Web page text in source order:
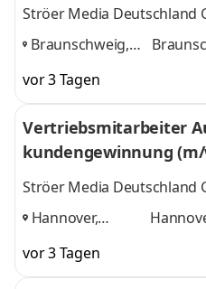
Ströer Media Deutschland
Braunschweig,
Hannover,
weitere
vor 3 Tagen
Vertriebsmitarbeiter
kundengewinnung
Ströer Media Deutschland
Hannover,
Braunschweig
vor 3 Tagen